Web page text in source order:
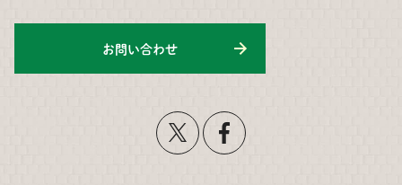
お問い合わせ